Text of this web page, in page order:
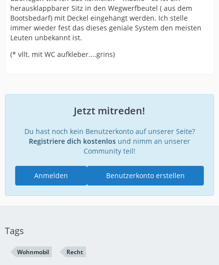
herausklappbarer Sitz in den Wegwerfbeutel ( aus dem
Bootsbedarf) mit Deckel eingehängt werden. Ich stelle
immer wieder fest das dieses geniale System den meisten
Leuten unbekannt ist.
(* vllt. mit WC aufkleber....grins)
Jetzt mitreden!
Du hast noch kein Benutzerkonto auf unserer Seite?
Registriere dich kostenlos und nimm an unserer
Community teil!
Benutzerkonto erstellen
Anmelden
Tags
Wohnmobil Recht